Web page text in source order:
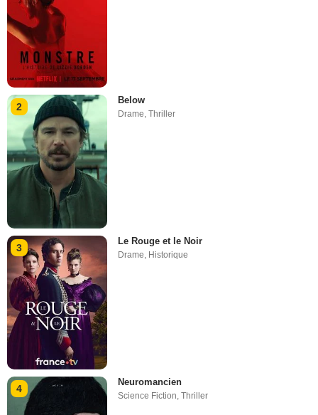
2
Below
Drame,Thriller
3
Le Rouge et le Noir
Drame, Historique
4
Neuromancien
Science Fiction,Thriller